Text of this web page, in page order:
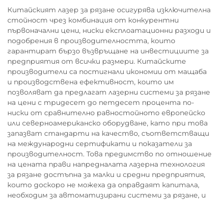
Китайският лазер за рязане осигурява изключителна
стойност чрез комбинация от конкурентни
първоначални цени, ниски експлоатационни разходи и
подобрения в производителността, които
гарантират бързо възвръщане на инвестициите за
предприятия от всички размери. Китайските
производители са постигнали икономии от мащаба
и производствена ефективност, които им
позволяват да предлагат лазерни системи за рязане
на цени с тридесет до петдесет процента по-
ниски от сравнително равностойното европейско
или северноамериканско оборудване, като при това
запазват стандарти на качество, съответстващи
на международни сертификати и показатели за
производителност. Това предимство по отношение
на цената прави напредналата лазерна технология
за рязане достъпна за малки и средни предприятия,
които доскоро не можеха да оправдаят капитала,
необходим за автоматизирани системи за рязане, и